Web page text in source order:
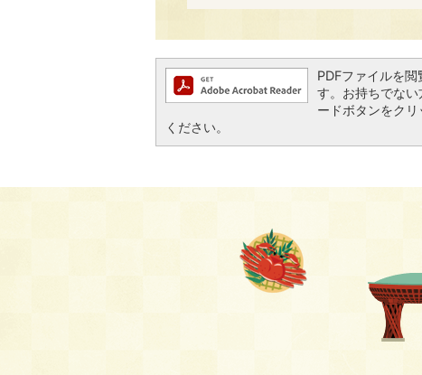
PDFファイルを
す。お持ちでな
ードボタンをク
ください。